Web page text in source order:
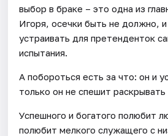
выбор в браке – это одна из
Игоря, осечки быть не должно, и
устраивать для претенденток
испытания.
А побороться есть за что: он и
только он не спешит
Успешного и богатого полюбит
полюбит мелкого служащего с